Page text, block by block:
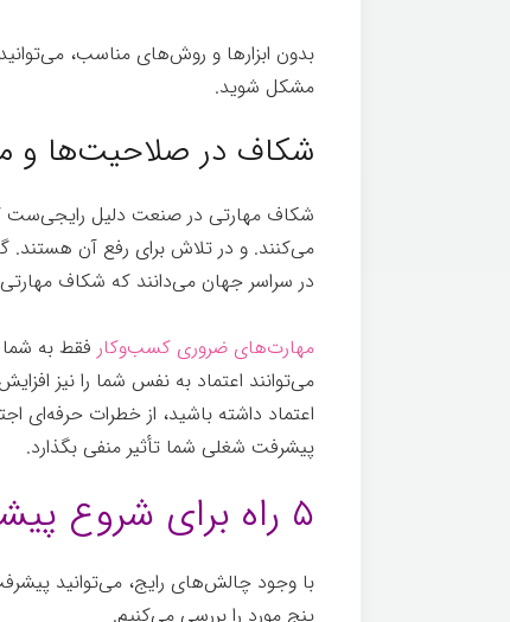
بدون ابزارها و روش‌های مناسب،
مشکل شوید.
شکاف در صلاحیت‌ها و
شکاف مهارتی در صنعت دلیل رایجی‌ست
می‌کنند. و در تلاش برای رفع آن هستند.
در سراسر جهان می‌دانند که شکاف
مهارت‌های ضروری کسب‌وکار فقط به
می‌توانند اعتماد به نفس شما را نیز
اعتماد داشته باشید، از خطرات حرفه‌ای
پیشرفت شغلی شما تأثیر منفی بگذارد.
۵ راه برای شروع پیشرفت شغلی
با وجود چالش‌های رایج، می‌توانید
پنج مورد را بررسی می‌کنیم.